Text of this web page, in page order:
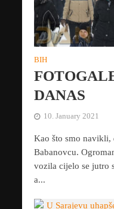
BIH
DANAS
10. January 2021
Kao što smo navikli,
Babanovcu.
vozila cijelo se jutro
a...